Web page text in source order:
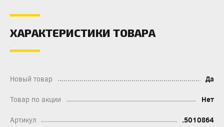
ХАРАКТЕРИСТИКИ ТОВАРА
Новый товар Да
Товар по акции Нет
Артикул .5010864